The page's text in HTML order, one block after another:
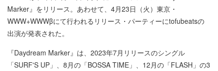
Marker』をリリース。あわせて、4月23日（火）東京・
WWW+WWWβにて行われるリリース・パーティーにtofubeatsの
出演が発表された。
『Daydream Marker』は、2023年7月リリースのシングル
「SURF'S UP」、8月の「BOSSA TIME」、12月の「FLASH」の3